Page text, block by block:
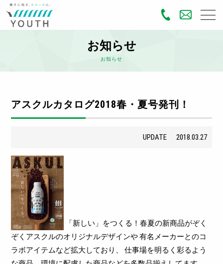
お知らせ
お知らせ
アスクルカタログ2018春・夏号発刊！
UPDATE 2018.03.27
「新しい」をつくる！春夏の新商品がぞく
ぞくアスクルのオリジナルデザインや有名メーカーとのコ
ラボアイテムなど拡大しており、
仕事場を明るく彩るよう